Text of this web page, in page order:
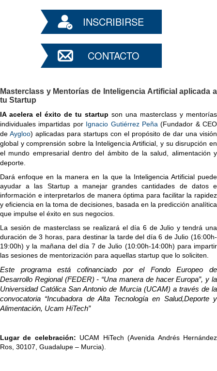
INSCRIBIRSE
CONTACTO
Masterclass y Mentorías de Inteligencia Artificial aplicada a
tu Startup
IA acelera el éxito de tu startup son una masterclass y mentorías
individuales impartidas por Ignacio Gutiérrez Peña (Fundador & CEO
de Aygloo) aplicadas para startups con el propósito de dar una visión
global y comprensión sobre la Inteligencia Artificial, y su disrupción en
el mundo empresarial dentro del ámbito de la salud, alimentación y
deporte.
Dará enfoque en la manera en la que la Inteligencia Artificial puede
ayudar a las Startup a manejar grandes cantidades de datos e
información e interpretarlos de manera óptima para facilitar la rapidez
y eficiencia en la toma de decisiones, basada en la predicción analítica
que impulse el éxito en sus negocios.
La sesión de masterclass se realizará el día 6 de Julio y tendrá una
duración de 3 horas, para destinar la tarde del día 6 de Julio (16:00h-
19:00h) y la mañana del día 7 de Julio (10:00h-14:00h) para impartir
las sesiones de mentorización para aquellas startup que lo soliciten.
Este programa está cofinanciado por el Fondo Europeo de
Desarrollo Regional (FEDER) - “Una manera de hacer Europa”, y la
Universidad Católica San Antonio de Murcia (UCAM) a través de la
convocatoria “Incubadora de Alta Tecnología en Salud,Deporte y
Alimentación, Ucam HiTech”
Lugar de celebración: UCAM HiTech (Avenida Andrés Hernández
Ros, 30107, Guadalupe – Murcia).